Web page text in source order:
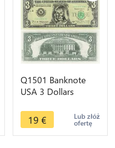
Q1501 Banknote
USA 3 Dollars
House 1995 UNC ->
M offer
19 € Lub złóż
ofertę